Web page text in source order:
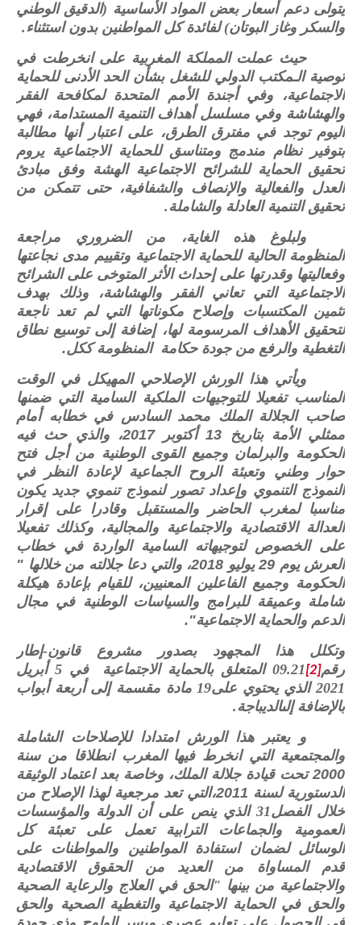
يتولى دعم أسعار بعض المواد الأساسية (الدقيق الوطني
والسكر وغاز البوتان) لفائدة كل المواطنين بدون استثناء.
حيث عملت المملكة المغربية على انخرطت في
توصية الـمكتب الدولي للشغل بشأن الحد الأدنى للحماية
الاجتماعية، وفي أجندة الأمم المتحدة لمكافحة الفقر
والهشاشة وفي مسلسل أهداف التنمية المستدامة، فهي
اليوم توجد في مفترق الطرق، على اعتبار أنها مطالبة
بتوفير نظام مندمج ومتناسق للحماية الاجتماعية يروم
تحقيق الحماية للشرائح الاجتماعية الهشة وفق مبادئ
العدل والفعالية والإنصاف والشفافية، حتى تتمكن من
تحقيق التنمية العادلة والشاملة.
ولبلوغ هذه الغاية، من الضروري مراجعة
المنظومة الحالية للحماية الاجتماعية وتقييم مدى نجاعتها
وفعاليتها وقدرتها على إحداث الأثر المتوخى على الشرائح
الاجتماعية التي تعاني الفقر والهشاشة، وذلك بهدف
تثمين المكتسبات وإصلاح مكوناتها التي لم تعد ناجعة
لتحقيق الأهداف المرسومة لها، إضافة إلى توسيع نطاق
التغطية والرفع من جودة حكامة المنظومة ككل.
ويأتي هذا الورش الإصلاحي المهيكل في الوقت
المناسب تفعيلا للتوجيهات الملكية السامية التي ضمنها
صاحب الجلالة الملك محمد السادس في خطابه أمام
ممثلي الأمة بتاريخ 13 أكتوبر2017، والذي حث فيه
الحكومة والبرلمان وجميع القوى الوطنية من أجل فتح
حوار وطني وتعبئة الروح الجماعية لإعادة النظر في
النموذج التنموي وإعداد تصور لنموذج تنموي جديد يكون
مناسبا لمغرب الحاضر والمستقبل وقادرا على إقرار
العدالة الاقتصادية والاجتماعية والمجالية، وكذلك تفعيلا
على الخصوص لتوجيهاته السامية الواردة في خطاب
العرش يوم 29 يوليو 2018، والتي دعا جلالته من خلالها "
الحكومة وجميع الفاعلين المعنيين، للقيام بإعادة هيكلة
شاملة وعميقة للبرامج والسياسات الوطنية في مجال
الدعم والحماية الاجتماعية".
وتكلل هذا المجهود بصدور مشروع قانون-إطار
رقم[2]
09.21 المتعلق بالحماية الاجتماعية في 5 أبريل
2021 الذي يحتوي على19 مادة مقسمة إلى أربعة أبواب
بالإضافة إلىالديباجة.
و يعتبر هذا الورش امتدادا للإصلاحات الشاملة
والمجتمعية التي انخرط فيها المغرب انطلاقا من سنة
2000 تحت قيادة جلالة الملك، وخاصة بعد اعتماد الوثيقة
الدستورية لسنة 2011،التي تعد مرجعية لهذا الإصلاح من
خلال الفصل31 الذي ينص على أن الدولة والمؤسسات
العمومية والجماعات الترابية تعمل على تعبئة كل
الوسائل لضمان استفادة المواطنين والمواطنات على
قدم المساواة من العديد من الحقوق الاقتصادية
والاجتماعية من بينها "الحق في العلاج والرعاية الصحية
والحق في الحماية الاجتماعية والتغطية الصحية والحق